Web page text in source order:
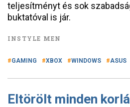
teljesítményt és sok
buktatóval is jár.
INSTYLE MEN
GAMING XBOX WINDOWS ASUS
Eltörölt minden